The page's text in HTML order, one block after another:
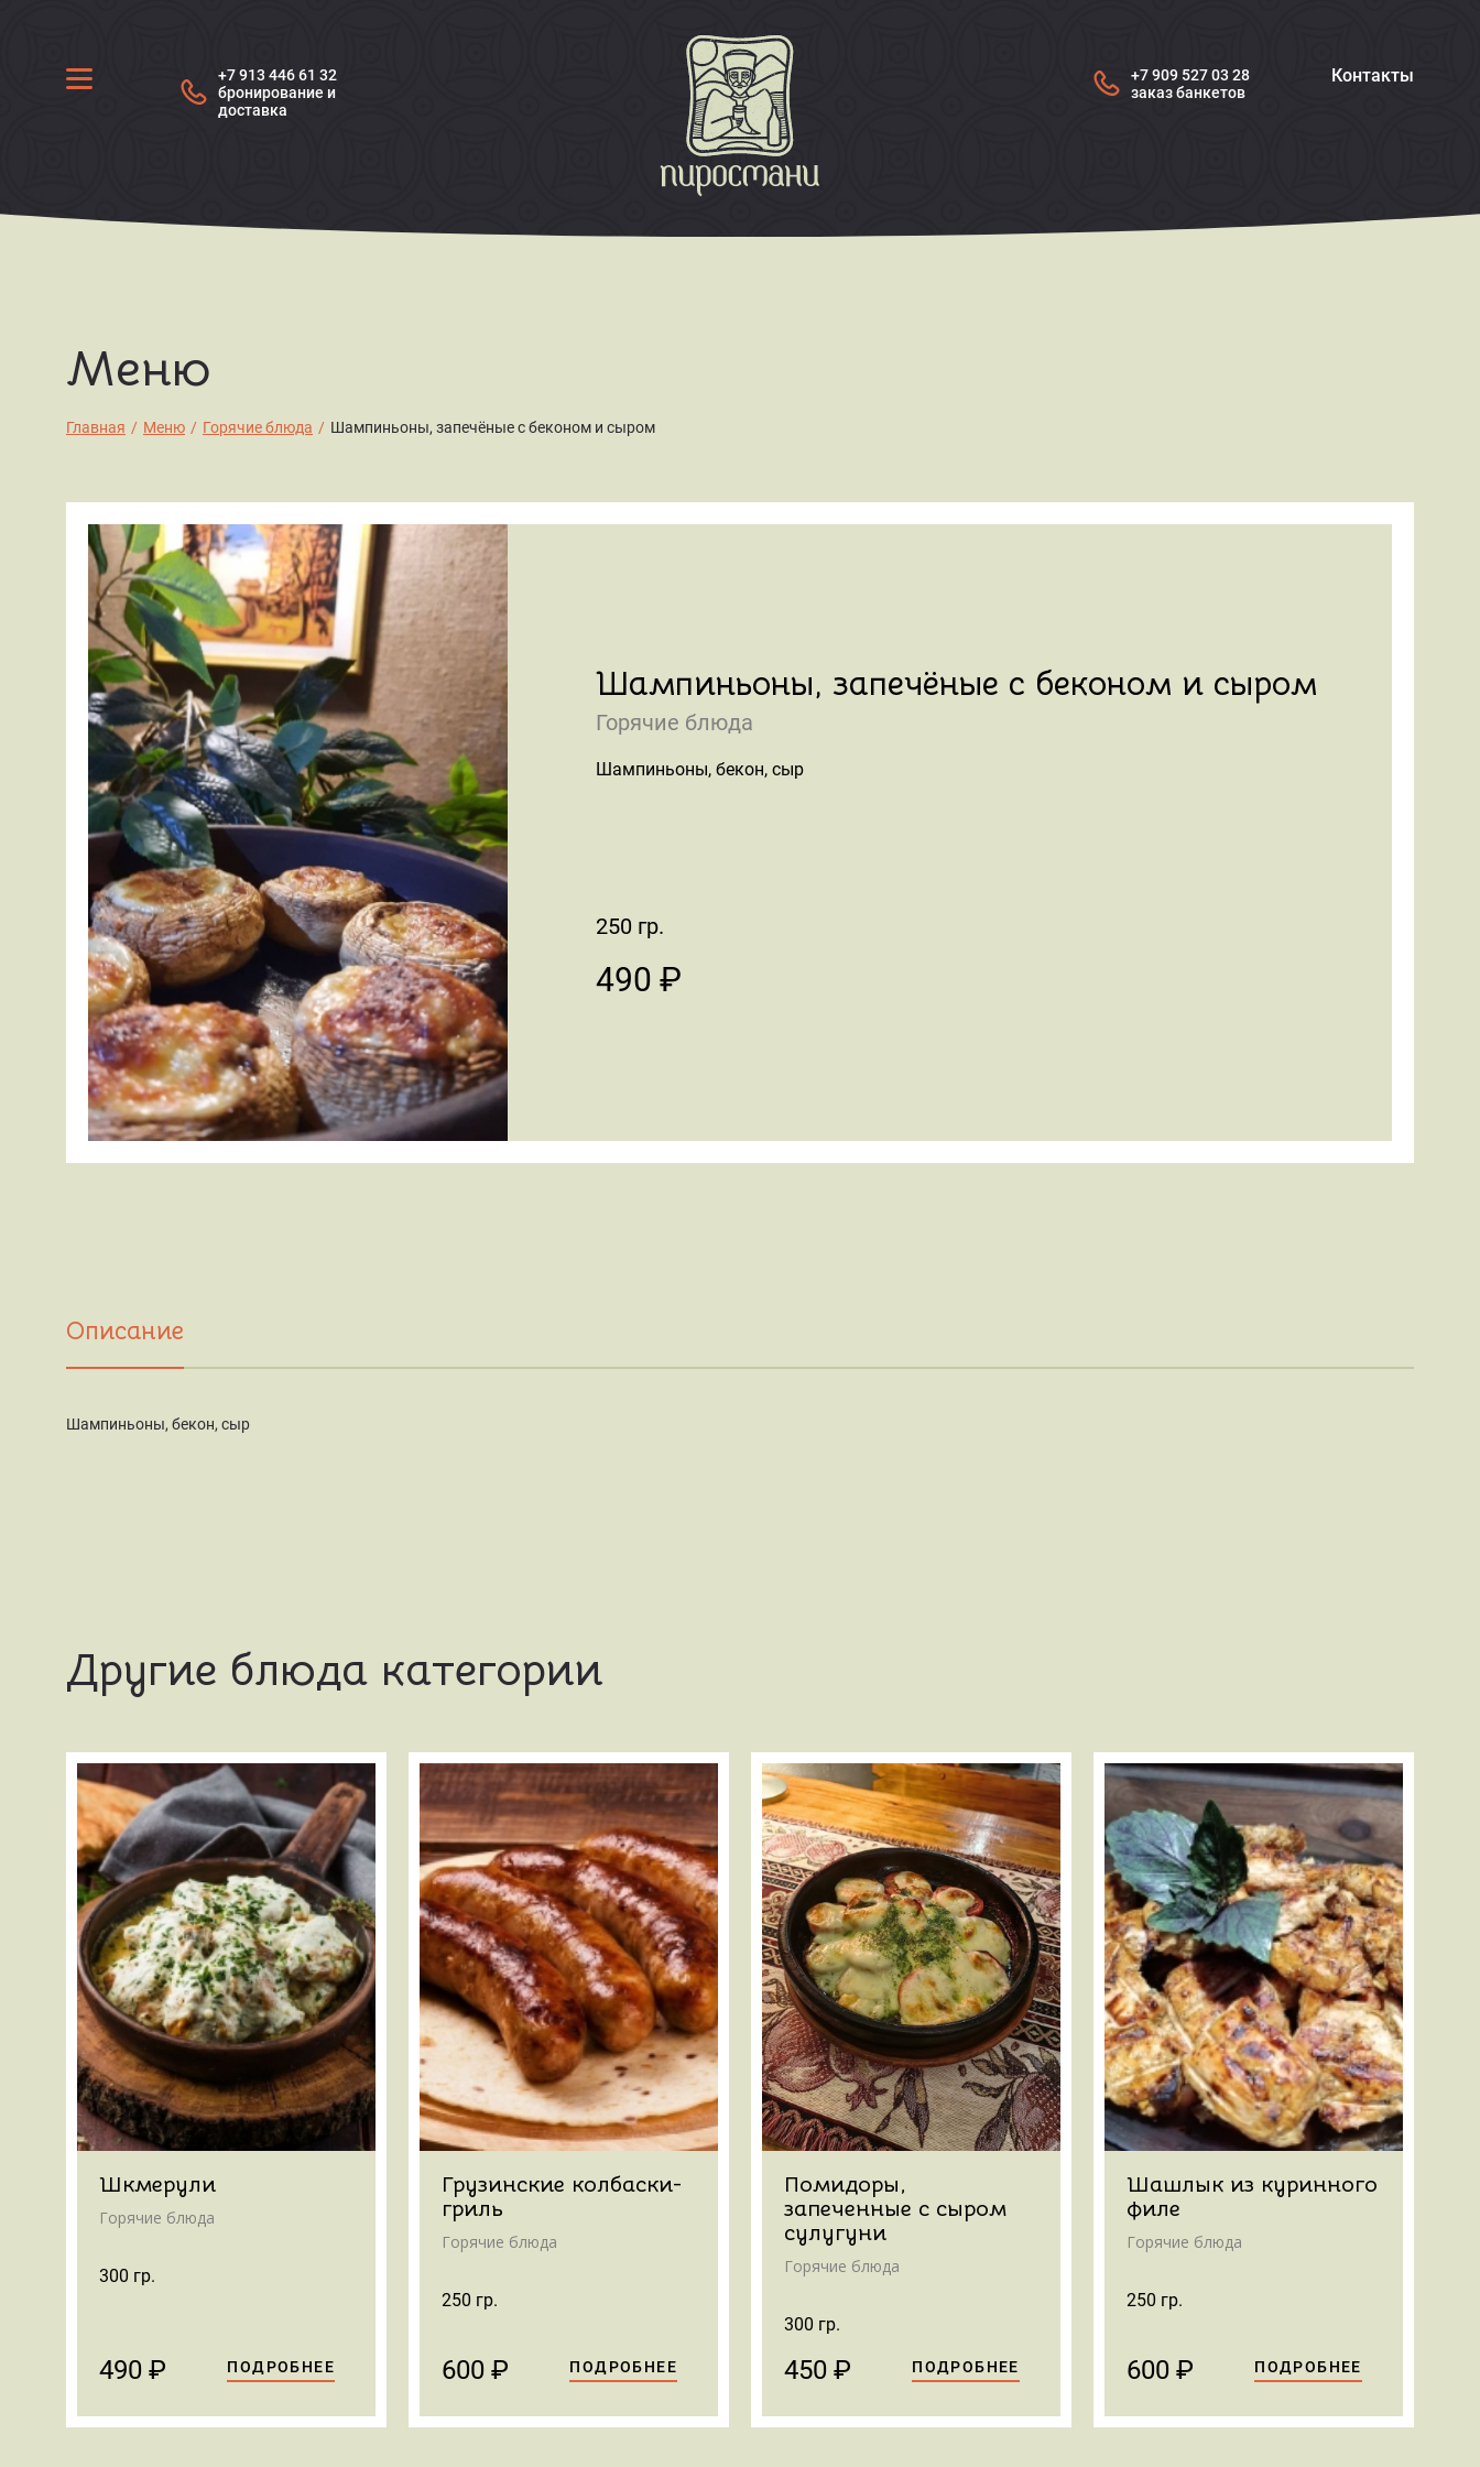
+7 913 446 61 32
бронирование и
доставка
+7 909 527 03 28
заказ банкетов
Контакты
Меню
Главная / Меню / Горячие блюда / Шампиньоны, запечёные с беконом и сыром
Шампиньоны, запечёные с беконом и сыром
Горячие блюда
Шампиньоны, бекон, сыр
250 гр.
490 ₽
Описание
Шампиньоны, бекон, сыр
Другие блюда категории
Шкмерули
Горячие блюда
300 гр.
490 ₽ ПОДРОБНЕЕ
Грузинские колбаски-
гриль
Горячие блюда
250 гр.
600 ₽ ПОДРОБНЕЕ
Помидоры,
запеченные с сыром
сулугуни
Горячие блюда
300 гр.
450 ₽ ПОДРОБНЕЕ
Шашлык из куринного
филе
Горячие блюда
250 гр.
600 ₽ ПОДРОБНЕЕ